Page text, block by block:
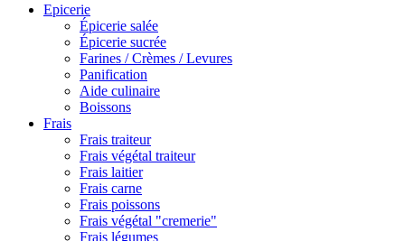
Epicerie
Épicerie salée
Épicerie sucrée
Farines / Crèmes / Levures
Panification
Aide culinaire
Boissons
Frais
Frais traiteur
Frais végétal traiteur
Frais laitier
Frais carne
Frais poissons
Frais végétal "cremerie"
Frais légumes